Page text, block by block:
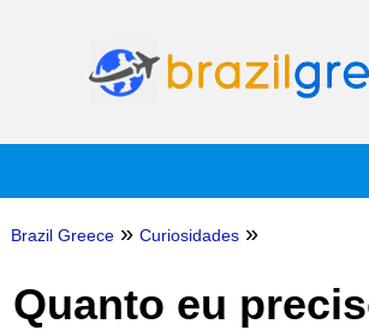
Brazil Greece » Curiosidades »
Quanto eu